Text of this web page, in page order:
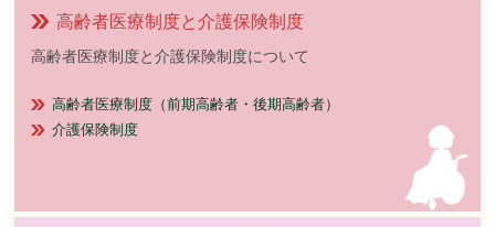
高齢者医療制度と介護保険制度
高齢者医療制度と介護保険制度について
高齢者医療制度（前期高齢者・後期高齢者）
介護保険制度